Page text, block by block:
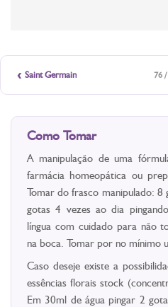
‹ Saint Germain 76
Como Tomar
A manipulação de uma
farmácia homeopática ou
Tomar do frasco manipulado: 8
gotas 4 vezes ao dia
língua com cuidado para não
na boca. Tomar por no mínimo
Caso deseje existe a
essências florais stock
Em 30ml de água pingar 2